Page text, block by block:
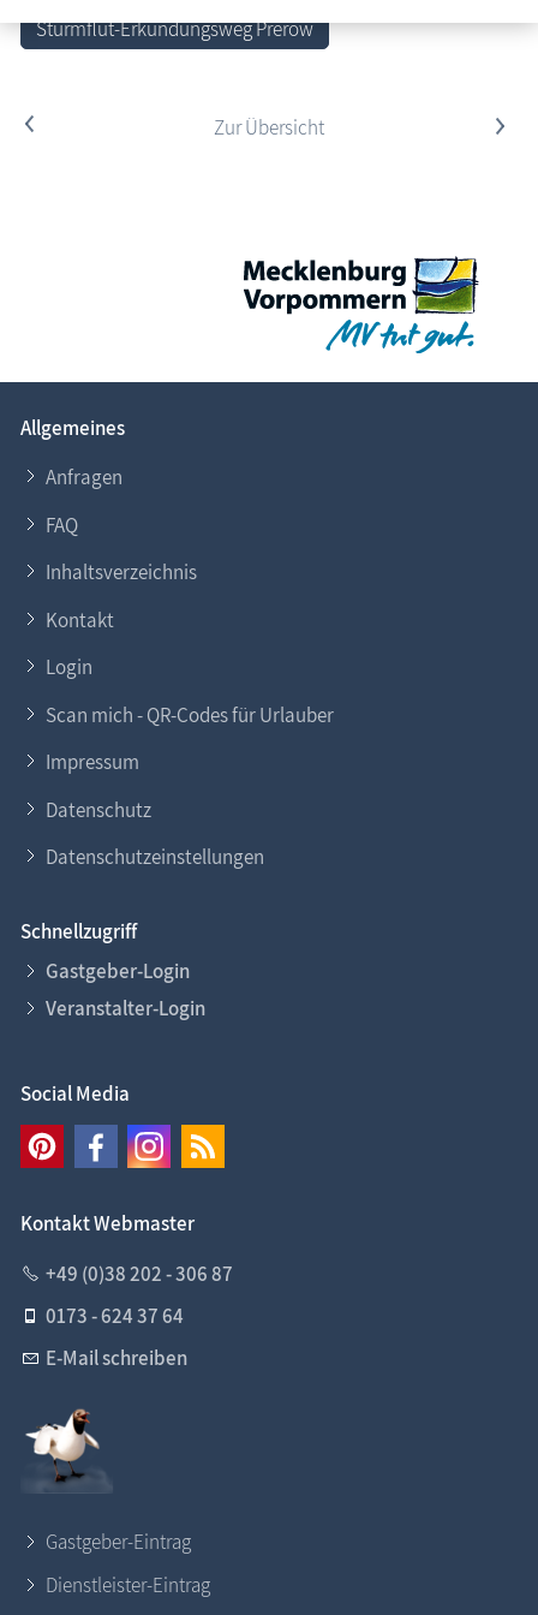
Sturmflut-Erkundungsweg Prerow
< Zur Übersicht >
Allgemeines
Anfragen
FAQ
Inhaltsverzeichnis
Kontakt
Login
Scan mich - QR-Codes für Urlauber
Impressum
Datenschutz
Datenschutzeinstellungen
Schnellzugriff
Gastgeber-Login
Veranstalter-Login
Social Media
Kontakt Webmaster
+49 (0)38 202 - 306 87
0173 - 624 37 64
E-Mail schreiben
Gastgeber-Eintrag
Dienstleister-Eintrag